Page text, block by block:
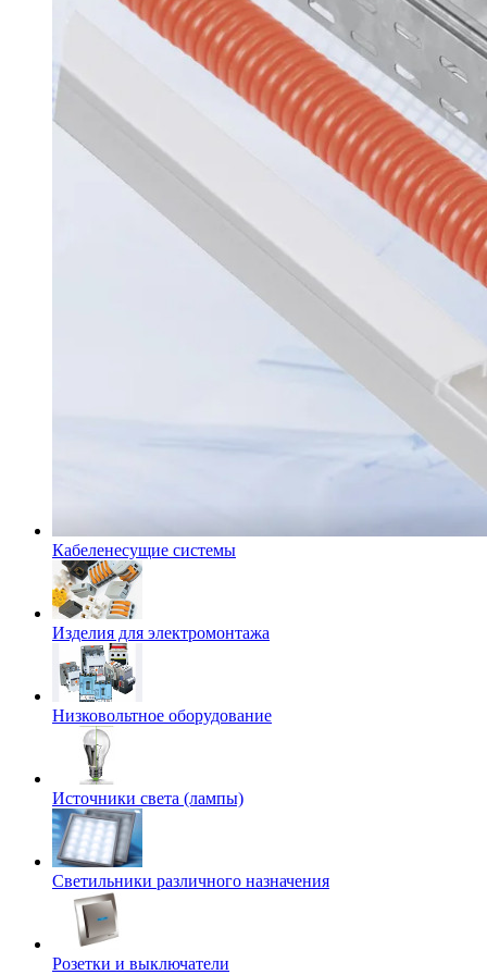
Кабеленесущие системы
Изделия для электромонтажа
Низковольтное оборудование
Источники света (лампы)
Светильники различного назначения
Розетки и выключатели